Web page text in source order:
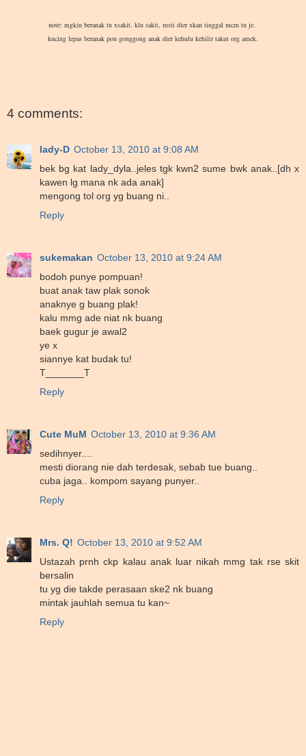
note: mgkin beranak tu xsakit. klu sakit, msti dier xkan tinggal mcm tu je.
kucing lepas beranak pon gonggong anak dier kehulu kehilir takut org amek.
4 comments:
lady-D October 13, 2010 at 9:08 AM
bek bg kat lady_dyla..jeles tgk kwn2 sume bwk anak..[dh x
kawen lg mana nk ada anak]
mengong tol org yg buang ni..
Reply
sukemakan October 13, 2010 at 9:24 AM
bodoh punye pompuan!
buat anak taw plak sonok
anaknye g buang plak!
kalu mmg ade niat nk buang
baek gugur je awal2
ye x
siannye kat budak tu!
T_______T
Reply
Cute MuM October 13, 2010 at 9:36 AM
sedihnyer....
mesti diorang nie dah terdesak, sebab tue buang..
cuba jaga.. kompom sayang punyer..
Reply
Mrs. Q! October 13, 2010 at 9:52 AM
Ustazah prnh ckp kalau anak luar nikah mmg tak rse skit
bersalin
tu yg die takde perasaan ske2 nk buang
mintak jauhlah semua tu kan~
Reply